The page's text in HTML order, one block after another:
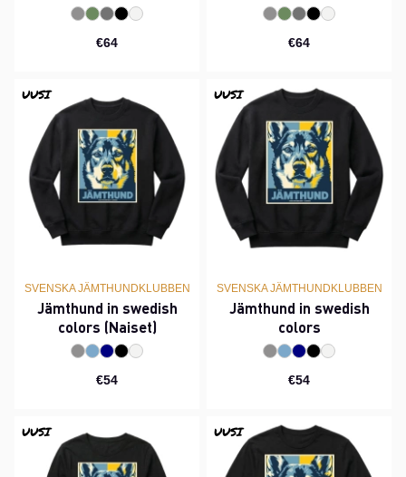
€64 €64
UUSI
SVENSKA JÄMTHUNDKLUBBEN
Jämthund in swedish
colors (Naiset)
€54
UUSI
SVENSKA JÄMTHUNDKLUBBEN
Jämthund in swedish
colors
€54
UUSI UUSI